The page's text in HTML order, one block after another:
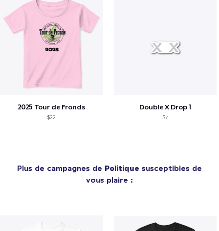
2025 Tour de Fronds
$22
Double X Drop 1
$7
Plus de campagnes de Politique susceptibles de
vous plaire :